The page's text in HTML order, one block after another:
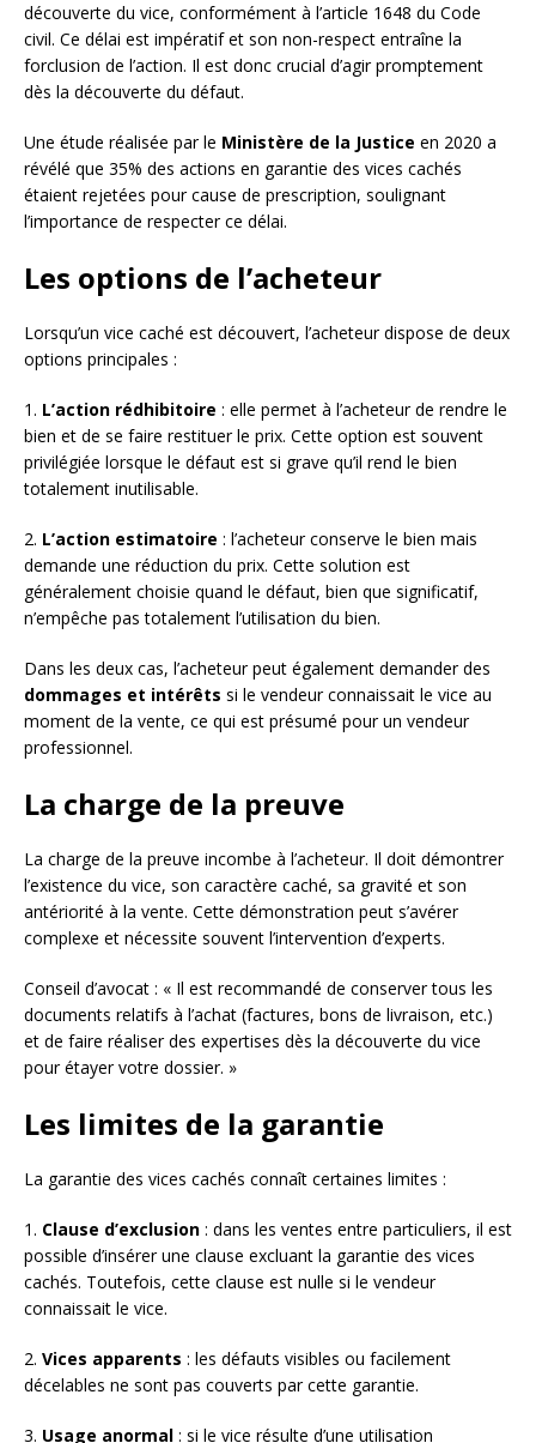
découverte du vice, conformément à l’article 1648 du Code
civil. Ce délai est impératif et son non-respect entraîne la
forclusion de l’action. Il est donc crucial d’agir promptement
dès la découverte du défaut.
Une étude réalisée par le Ministère de la Justice en 2020 a
révélé que 35% des actions en garantie des vices cachés
étaient rejetées pour cause de prescription, soulignant
l’importance de respecter ce délai.
Les options de l’acheteur
Lorsqu’un vice caché est découvert, l’acheteur dispose de deux
options principales :
1. L’action rédhibitoire : elle permet à l’acheteur de rendre le
bien et de se faire restituer le prix. Cette option est souvent
privilégiée lorsque le défaut est si grave qu’il rend le bien
totalement inutilisable.
2. L’action estimatoire : l’acheteur conserve le bien mais
demande une réduction du prix. Cette solution est
généralement choisie quand le défaut, bien que significatif,
n’empêche pas totalement l’utilisation du bien.
Dans les deux cas, l’acheteur peut également demander des
dommages et intérêts si le vendeur connaissait le vice au
moment de la vente, ce qui est présumé pour un vendeur
professionnel.
La charge de la preuve
La charge de la preuve incombe à l’acheteur. Il doit démontrer
l’existence du vice, son caractère caché, sa gravité et son
antériorité à la vente. Cette démonstration peut s’avérer
complexe et nécessite souvent l’intervention d’experts.
Conseil d’avocat : « Il est recommandé de conserver tous les
documents relatifs à l’achat (factures, bons de livraison, etc.)
et de faire réaliser des expertises dès la découverte du vice
pour étayer votre dossier. »
Les limites de la garantie
La garantie des vices cachés connaît certaines limites :
1. Clause d’exclusion : dans les ventes entre particuliers, il est
possible d’insérer une clause excluant la garantie des vices
cachés. Toutefois, cette clause est nulle si le vendeur
connaissait le vice.
2. Vices apparents : les défauts visibles ou facilement
décelables ne sont pas couverts par cette garantie.
3. Usage anormal : si le vice résulte d’une utilisation